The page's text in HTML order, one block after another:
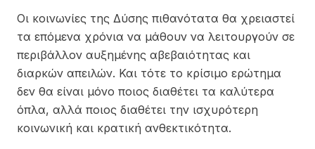
Οι κοινωνίες της Δύσης πιθανότατα θα χρειαστεί
τα επόμενα χρόνια να μάθουν να λειτουργούν σε
περιβάλλον αυξημένης αβεβαιότητας και
διαρκών απειλών. Και τότε το κρίσιμο ερώτημα
δεν θα είναι μόνο ποιος διαθέτει τα καλύτερα
όπλα, αλλά ποιος διαθέτει την ισχυρότερη
κοινωνική και κρατική ανθεκτικότητα.